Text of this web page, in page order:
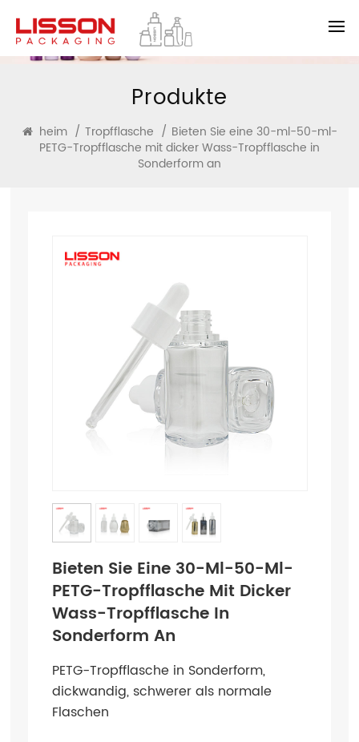
Produkte
heim / Tropfflasche / Bieten Sie eine 30-ml-50-ml-
PETG-Tropfflasche mit dicker Wass-Tropfflasche in
Sonderform an
Bieten Sie Eine 30-Ml-50-Ml-
PETG-Tropfflasche Mit Dicker
Wass-Tropfflasche In
Sonderform An
PETG-Tropfflasche in Sonderform,
dickwandig, schwerer als normale
Flaschen